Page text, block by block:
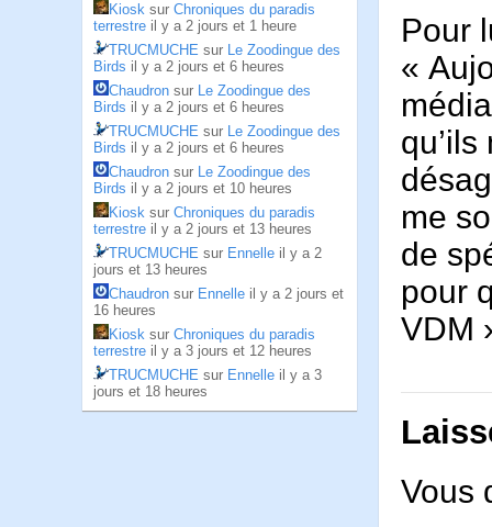
Kiosk sur Chroniques du paradis
terrestre il y a 2 jours et 1 heure
TRUCMUCHE sur Le Zoodingue des
Birds il y a 2 jours et 6 heures
Chaudron sur Le Zoodingue des
Birds il y a 2 jours et 6 heures
TRUCMUCHE sur Le Zoodingue des
Birds il y a 2 jours et 6 heures
Chaudron sur Le Zoodingue des
Birds il y a 2 jours et 10 heures
Kiosk sur Chroniques du paradis
terrestre il y a 2 jours et 13 heures
TRUCMUCHE sur Ennelle il y a 2
jours et 13 heures
Chaudron sur Ennelle il y a 2 jours et
16 heures
Kiosk sur Chroniques du paradis
terrestre il y a 3 jours et 12 heures
TRUCMUCHE sur Ennelle il y a 3
jours et 18 heures
Pour
«
me
de
pour
VDM
Vous